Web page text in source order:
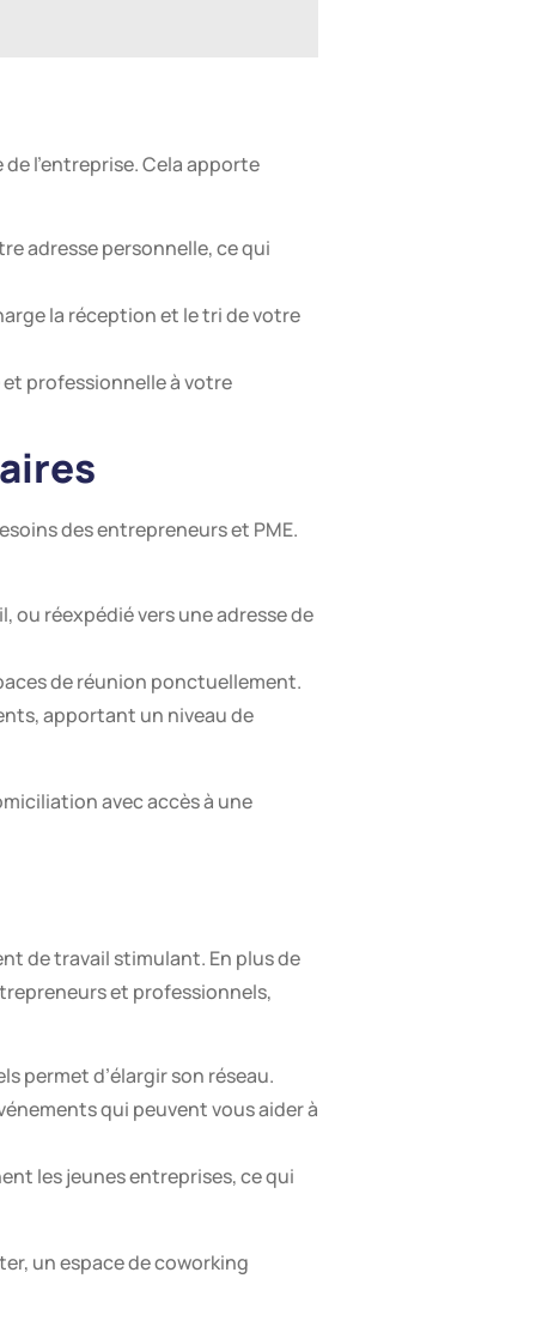
l’entreprise. Cela apporte
adresse personnelle, ce qui
la réception et le tri de votre
et professionnelle à votre
des entrepreneurs et PME.
ou réexpédié vers une adresse de
de réunion ponctuellement.
apportant un niveau de
avec accès à une
de travail stimulant. En plus de
et professionnels,
permet d’élargir son réseau.
qui peuvent vous aider à
les jeunes entreprises, ce qui
un espace de coworking